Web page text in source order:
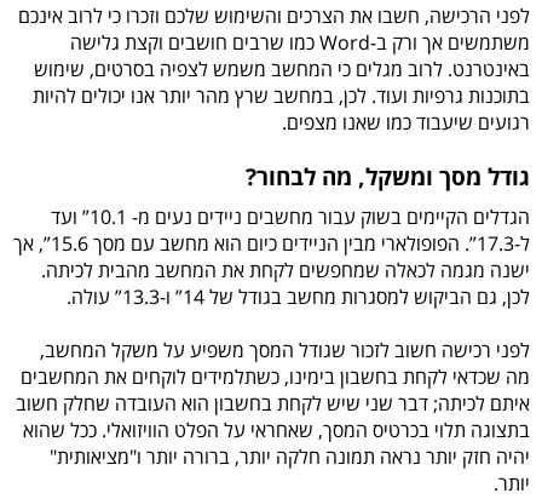
לפני הרכישה, חשבו את הצרכים והשימוש שלכם וזכרו כי לרוב אינכם
משתמשים אך ורק ב-Word כמו שרבים חושבים וקצת גלישה
באינטרנט. לרוב מגלים כי המחשב משמש לצפיה בסרטים, שימוש
בתוכנות גרפיות ועוד. לכן, במחשב שרץ מהר יותר אנו יכולים להיות
רגועים שיעבוד כמו שאנו מצפים.
גודל מסך ומשקל, מה לבחור?
הגדלים הקיימים בשוק עבור מחשבים ניידים נעים מ- 10.1” ועד
ל-17.3”. הפופולארי מבין הניידים כיום הוא מחשב עם מסך 15.6”, אך
ישנה מגמה לכאלה שמחפשים לקחת את המחשב מהבית לכיתה.
לכן, גם הביקוש למסגרות מחשב בגודל של 14” ו-13.3” עולה.
לפני רכישה חשוב לזכור שגודל המסך משפיע על משקל המחשב,
מה שכדאי לקחת בחשבון בימינו, כשתלמידים לוקחים את המחשבים
איתם לכיתה; דבר שני שיש לקחת בחשבון הוא העובדה שחלק חשוב
בתצוגה תלוי בכרטיס המסך, שאחראי על הפלט הוויזואלי. ככל שהוא
יהיה חזק יותר נראה תמונה חלקה יותר, ברורה יותר ו"מציאותית"
יותר.